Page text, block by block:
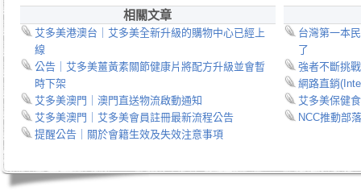
相關文章
艾多美港澳台｜艾多美全新升級的購物中心已經上
線
公告｜艾多美薑黃素關節健康片將配方升級並會暫
時下架
艾多美澳門｜澳門直送物流啟動通知
艾多美澳門｜艾多美會員註冊最新流程公告
提醒公告｜關於會籍生效及失效注意事項
台灣第一本
了
強者不斷挑
網路直銷
艾多美保健
NCC推動部